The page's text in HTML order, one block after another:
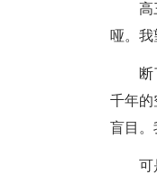
高
哑。我
千年的
盲目。
可